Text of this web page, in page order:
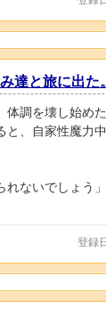
達と旅に出た
調を壊し始めた
と、自家性魔力
れないでしょう」
登録